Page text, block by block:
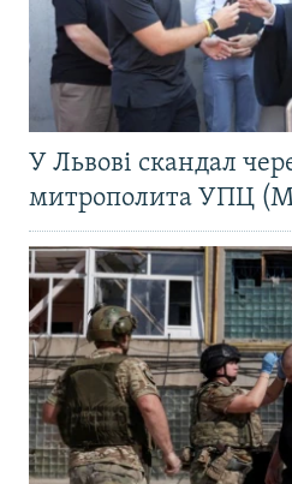
У Львові скандал
митрополита УПЦ